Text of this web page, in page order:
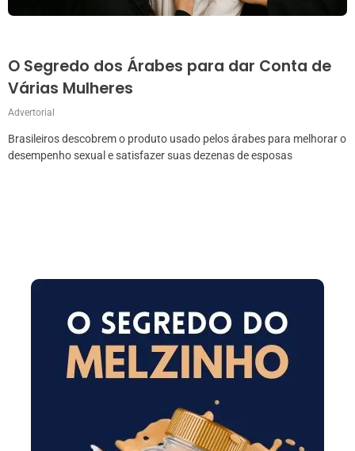
O Segredo dos Árabes para dar Conta de
Várias Mulheres
Advertorial
Brasileiros descobrem o produto usado pelos árabes para melhorar o
desempenho sexual e satisfazer suas dezenas de esposas